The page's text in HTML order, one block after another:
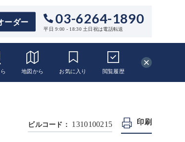
ーダー 03-6264-1890
平日 9:00 - 18:30 土日祝は電話転送
地図から お気に入り 閲覧履歴
ビルコード： 1310100215 印刷